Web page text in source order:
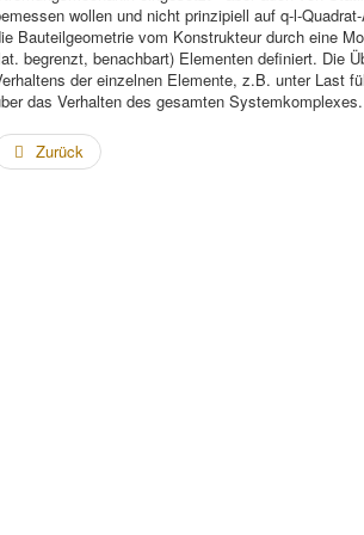
wollen und nicht prinzipiell auf q-l-
Bauteilgeometrie vom Konstrukteur durch eine
begrenzt, benachbart) Elementen definiert. Die
der einzelnen Elemente, z.B. unter Last
das Verhalten des gesamten Systemkomplexes.
Zurück